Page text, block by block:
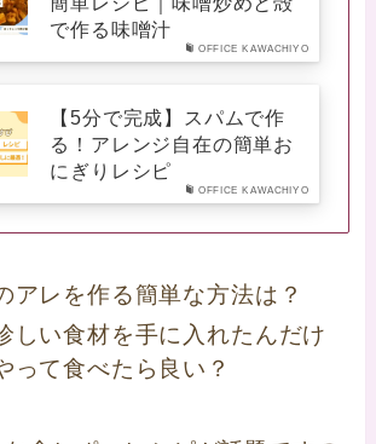
OFFICE KAWACHIYO
で作る味噌汁
OFFICE KAWACHIYO
【5分で完成】スパムで作
る！アレンジ自在の簡単お
にぎりレシピ
アレを作る簡単な方法は？
しい食材を手に入れたんだけ
って食べたら良い？